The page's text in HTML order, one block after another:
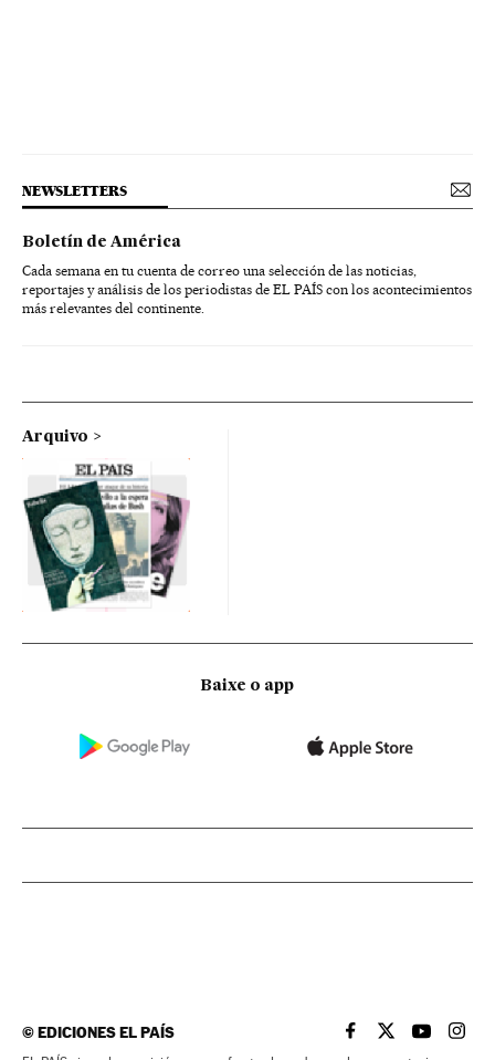
NEWSLETTERS
Boletín de América
Cada semana en tu cuenta de correo una selección de las noticias,
reportajes y análisis de los periodistas de EL PAÍS con los acontecimientos
más relevantes del continente.
Arquivo
Baixe o app
©EDICIONES EL PAÍS EL PAÍS BRASIL EN
EL PAÍSEL PAÍS
EL